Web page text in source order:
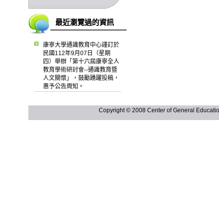
最近瀏覽過的資訊
康寧大學通識教育中心謹訂於
民國112年9月07日（星期
四）舉辦「第十六屆康寧全人
教育學術研討會--通識教育暨
人文關懷」，鼓勵踴躍投稿，
惠予公告周知。
Copyright © 2008 Center of General